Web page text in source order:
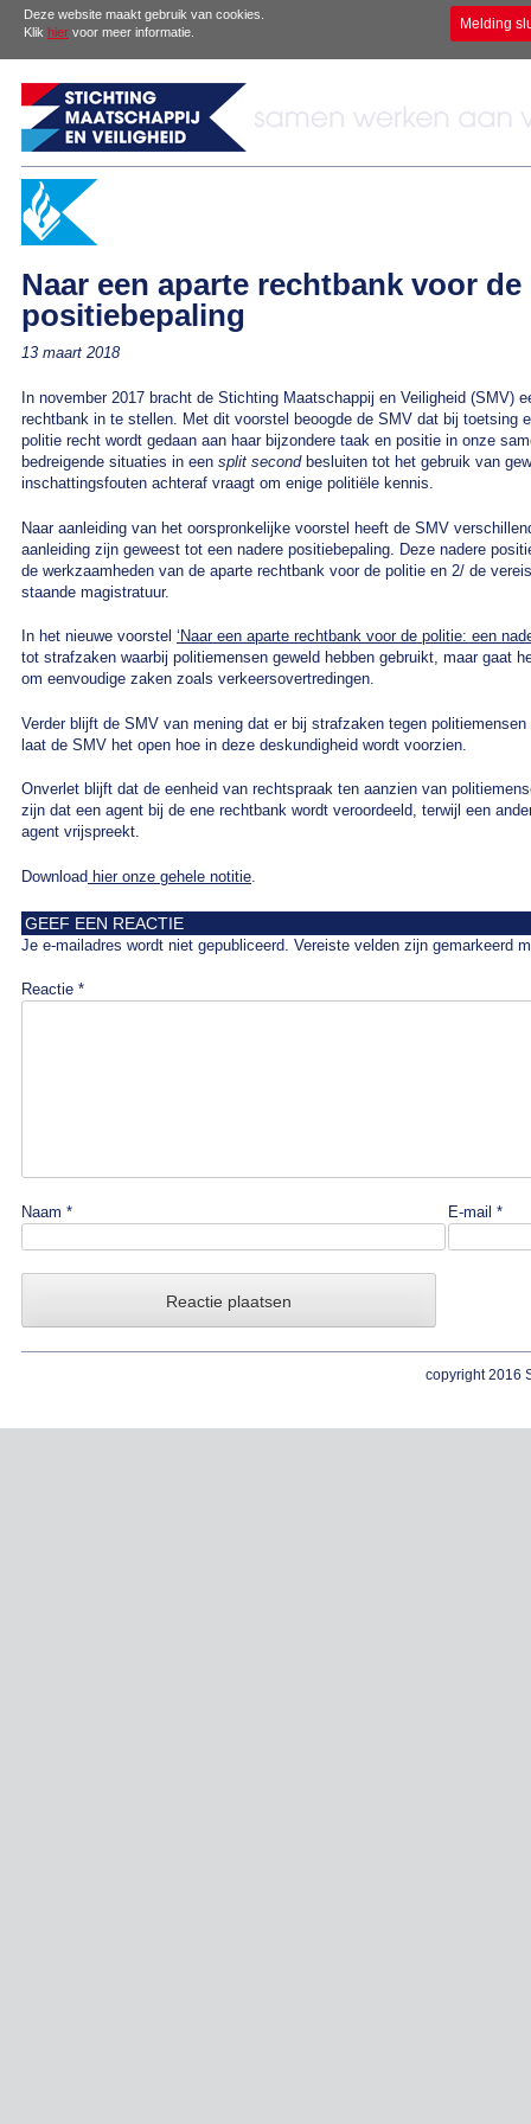
Deze website maakt gebruik van cookies.
Klik hier voor meer informatie. Melding
Naar een aparte rechtbank voor
positiebepaling
13 maart 2018
In november 2017 bracht de Stichting Maatschappij en Veiligheid (SMV)
rechtbank in te stellen. Met dit voorstel beoogde de SMV dat bij toetsing
politie recht wordt gedaan aan haar bijzondere taak en positie in onze
bedreigende situaties in een split secondbesluiten tot het gebruik van
inschattingsfouten achteraf vraagt om enige politiële kennis.
Naar aanleiding van het oorspronkelijke voorstel heeft de SMV
aanleiding zijn geweest tot een nadere positiebepaling. Deze nadere
de werkzaamheden van de aparte rechtbank voor de politie en 2/ de
staande magistratuur.
In het nieuwe voorstel ‘Naar een aparte rechtbank voor de politie: een
tot strafzaken waarbij politiemensen geweld hebben gebruikt, maar gaat
om eenvoudige zaken zoals verkeersovertredingen.
Verder blijft de SMV van mening dat er bij strafzaken tegen
laat de SMV het open hoe in deze deskundigheid wordt voorzien.
Onverlet blijft dat de eenheid van rechtspraak ten aanzien van
zijn dat een agent bij de ene rechtbank wordt veroordeeld, terwijl een
agent vrijspreekt.
Download hier onze gehele notitie
GEEF EEN REACTIE
Je e-mailadres wordt niet gepubliceerd. Vereiste velden zijn gemarkeerd
Reactie *
Naam * E-mail *
copyright 2016